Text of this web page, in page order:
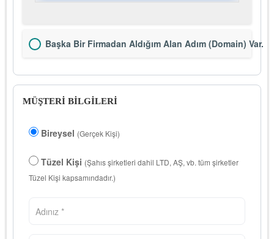
Başka Bir Firmadan Aldığım Alan Adım (Domain) Var.
MÜŞTERİ BİLGİLERİ
Bireysel (Gerçek Kişi)
Tüzel Kişi (Şahıs şirketleri dahil LTD, AŞ, vb. tüm şirketler
Tüzel Kişi kapsamındadır.)